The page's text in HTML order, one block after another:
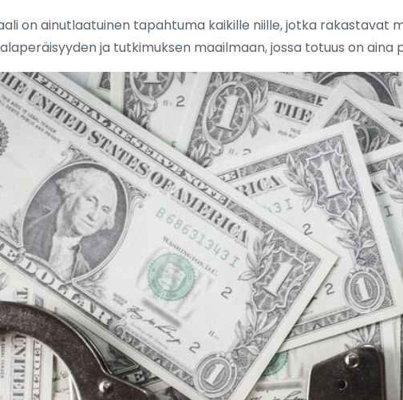
on ainutlaatuinen tapahtuma kaikille niille, jotka
ja tutkimuksen maailmaan, jossa totuus on aina